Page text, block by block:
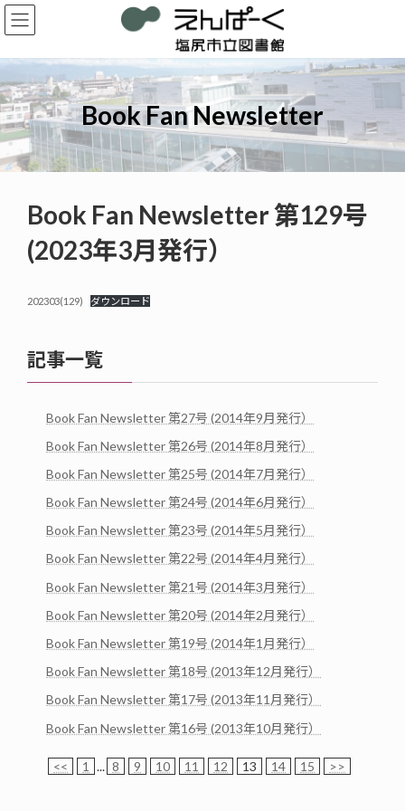
コ
ン
ン
ツ
へ
ス
キ
ッ
プ
ナ
ビ
ー
シ
ョ
ン
に
移
動
Book Fan Newsletter
Book Fan Newsletter 第129号
(2023年3月発行）
202303(129) ダウンロード
記事一覧
Book Fan Newsletter 第27号 (2014年9月発行）
Book Fan Newsletter 第26号 (2014年8月発行）
Book Fan Newsletter 第25号 (2014年7月発行）
Book Fan Newsletter 第24号 (2014年6月発行）
Book Fan Newsletter 第23号 (2014年5月発行）
Book Fan Newsletter 第22号 (2014年4月発行）
Book Fan Newsletter 第21号 (2014年3月発行）
Book Fan Newsletter 第20号 (2014年2月発行）
Book Fan Newsletter 第19号 (2014年1月発行）
Book Fan Newsletter 第18号 (2013年12月発行）
Book Fan Newsletter 第17号 (2013年11月発行）
Book Fan Newsletter 第16号 (2013年10月発行）
<< 1 ... 8 9 10 11 12 13 14 15 >>